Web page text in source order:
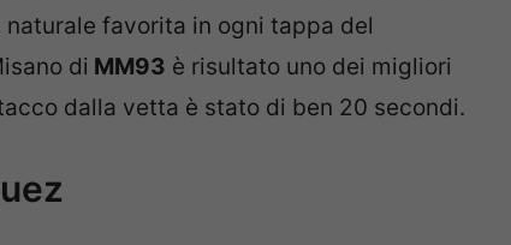
favorita in ogni tappa del
di MM93 è risultato uno dei migliori
dalla vetta è stato di ben 20 secondi.